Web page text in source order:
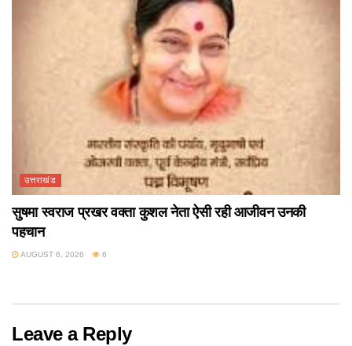
उत्तराखंड
सुषमा स्वराज प्रखर वक्ता कुशल नेता ऐसी रही आजीवन उनकी
पहचान
AUGUST 6, 2026 6
Leave a Reply